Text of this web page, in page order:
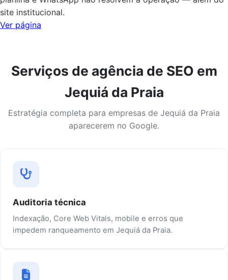
site institucional.
Ver página
Serviços de agência de SEO em
Jequiá da Praia
Estratégia completa para empresas de Jequiá da Praia
aparecerem no Google.
Auditoria técnica
Indexação, Core Web Vitals, mobile e erros que
impedem ranqueamento em Jequiá da Praia.